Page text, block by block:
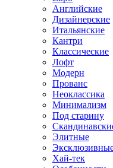
Английские
Дизайнерские
Итальянские
Кантри
Классические
Лофт
Модерн
Прованс
Неоклассика
Минимализм
Под старину
Элитные
Хай-тек